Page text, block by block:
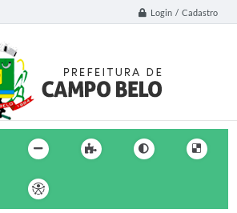
Login / Cadastro